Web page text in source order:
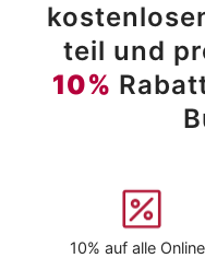
teil und
10%
10% auf alle